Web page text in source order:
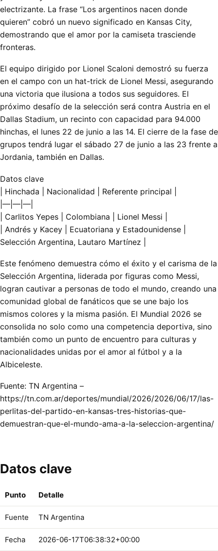
electrizante. La frase “Los argentinos nacen donde
quieren” cobró un nuevo significado en Kansas City,
demostrando que el amor por la camiseta trasciende
fronteras.
El equipo dirigido por Lionel Scaloni demostró su fuerza
en el campo con un hat-trick de Lionel Messi, asegurando
una victoria que ilusiona a todos sus seguidores. El
próximo desafío de la selección será contra Austria en el
Dallas Stadium, un recinto con capacidad para 94.000
hinchas, el lunes 22 de junio a las 14. El cierre de la fase de
grupos tendrá lugar el sábado 27 de junio a las 23 frente a
Jordania, también en Dallas.
Datos clave
| Hinchada | Nacionalidad | Referente principal |
|—|—|—|
| Carlitos Yepes | Colombiana | Lionel Messi |
| Andrés y Kacey | Ecuatoriana y Estadounidense |
Selección Argentina, Lautaro Martínez |
Este fenómeno demuestra cómo el éxito y el carisma de la
Selección Argentina, liderada por figuras como Messi,
logran cautivar a personas de todo el mundo, creando una
comunidad global de fanáticos que se une bajo los
mismos colores y la misma pasión. El Mundial 2026 se
consolida no solo como una competencia deportiva, sino
también como un punto de encuentro para culturas y
nacionalidades unidas por el amor al fútbol y a la
Albiceleste.
Fuente: TN Argentina –
https://tn.com.ar/deportes/mundial/2026/2026/06/17/las-
perlitas-del-partido-en-kansas-tres-historias-que-
demuestran-que-el-mundo-ama-a-la-seleccion-argentina/
Datos clave
Punto Detalle
Fuente TN Argentina
Fecha 2026-06-17T06:38:32+00:00